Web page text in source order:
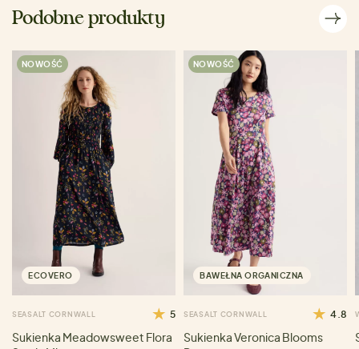
Podobne produkty
NOWOŚĆ
ECOVERO
SEASALT CORNWALL 5
Sukienka Meadowsweet Flora
NOWOŚĆ
BAWEŁNA ORGANICZNA
SEASALT CORNWALL 4.8
Sukienka Veronica Blooms